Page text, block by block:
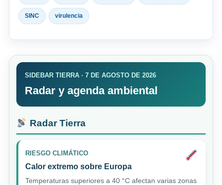
SINC virulencia
SIDEBAR TIERRA · 7 DE AGOSTO DE 2026
Radar y agenda ambiental
Radar Tierra
RIESGO CLIMÁTICO
Calor extremo sobre Europa
Temperaturas superiores a 40 °C afectan varias zonas